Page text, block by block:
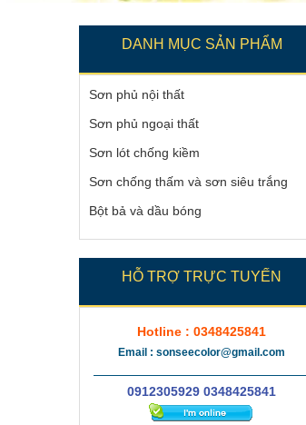
DANH MỤC SẢN PHẨM
Sơn phủ nội thất
Sơn phủ ngoại thất
Sơn lót chống kiềm
Sơn chống thấm và sơn siêu trắng
Bột bả và dầu bóng
HỖ TRỢ TRỰC TUYẾN
Hotline : 0348425841
Email : sonseecolor@gmail.com
0912305929 0348425841